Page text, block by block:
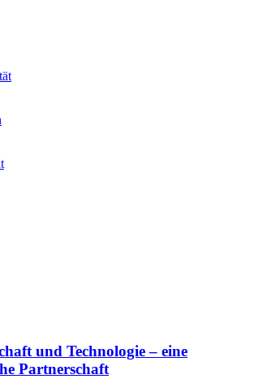
und Technologie – eine
Partnerschaft